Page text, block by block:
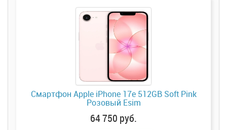
Смартфон Apple iPhone 17e 512GB Soft Pink
Розовый Esim
64 750 руб.